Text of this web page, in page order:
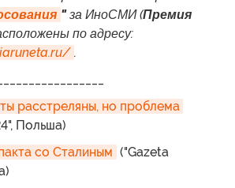
"за ИноСМИ (Премия
по адресу:
.
расстреляны, но проблема
Польша)
со Сталиным ("Gazeta